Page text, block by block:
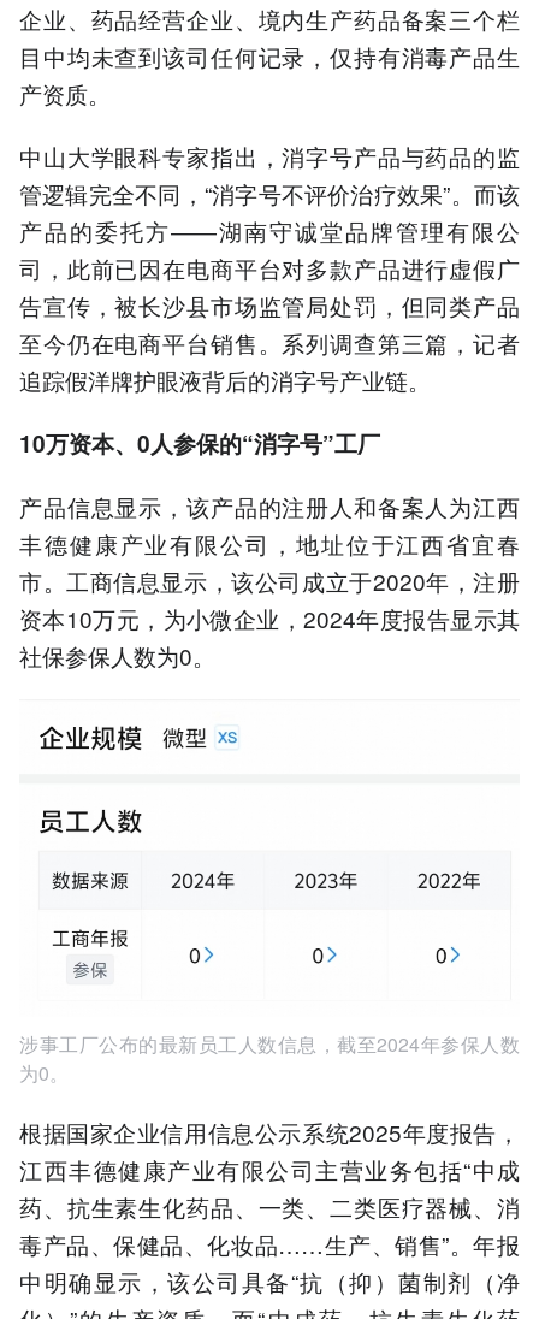
企业、药品经营企业、境内生产药品备案三个栏
目中均未查到该司任何记录，仅持有消毒产品生
产资质。
中山大学眼科专家指出，消字号产品与药品的监
管逻辑完全不同，“消字号不评价治疗效果”。而该
产品的委托方——湖南守诚堂品牌管理有限公
司，此前已因在电商平台对多款产品进行虚假广
告宣传，被长沙县市场监管局处罚，但同类产品
至今仍在电商平台销售。系列调查第三篇，记者
追踪假洋牌护眼液背后的消字号产业链。
10万资本、0人参保的“消字号”工厂
产品信息显示，该产品的注册人和备案人为江西
丰德健康产业有限公司，地址位于江西省宜春
市。工商信息显示，该公司成立于2020年，注册
资本10万元，为小微企业，2024年度报告显示其
社保参保人数为0。
涉事工厂公布的最新员工人数信息，截至2024年参保人数
为0。
根据国家企业信用信息公示系统2025年度报告，
江西丰德健康产业有限公司主营业务包括“中成
药、抗生素生化药品、一类、二类医疗器械、消
毒产品、保健品、化妆品……生产、销售”。年报
中明确显示，该公司具备“抗（抑）菌制剂（净